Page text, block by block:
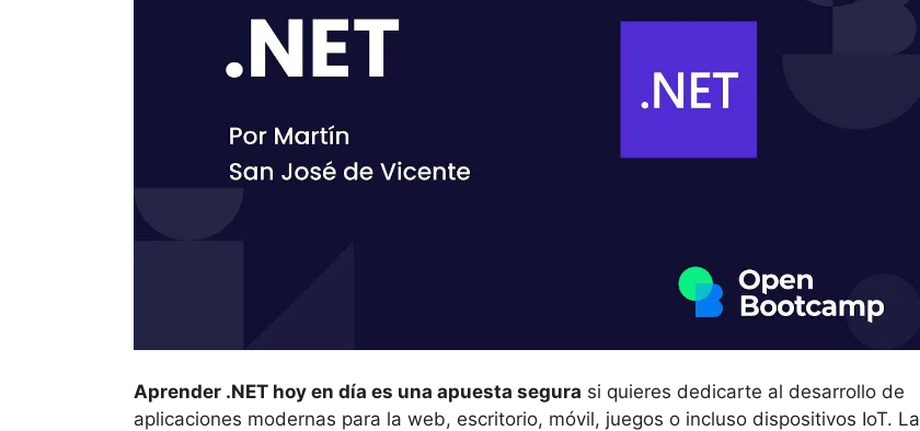
Aprender .NET hoy en día es una apuesta segura si quieres dedicarte al desarrollo de
aplicaciones modernas para la web, escritorio, móvil, juegos o incluso dispositivos IoT. La